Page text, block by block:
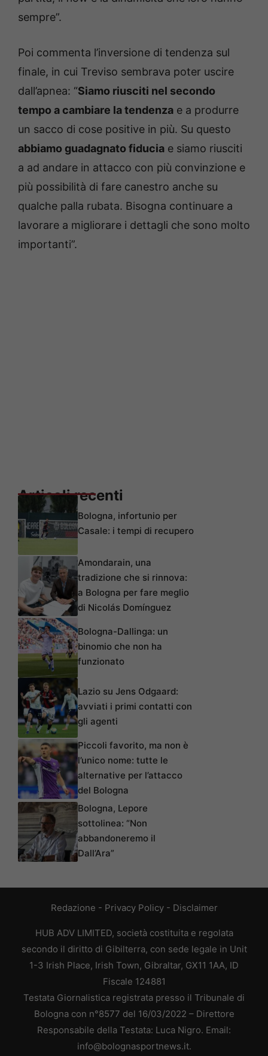
sempre”.
Poi commenta l’inversione di tendenza sul
finale, in cui Treviso sembrava poter uscire
dall’apnea: “Siamo riusciti nel secondo
tempo a cambiare la tendenza e a produrre
un sacco di cose positive in più. Su questo
abbiamo guadagnato fiducia e siamo riusciti
a ad andare in attacco con più convinzione e
più possibilità di fare canestro anche su
qualche palla rubata. Bisogna continuare a
lavorare a migliorare i dettagli che sono molto
importanti”.
Articoli recenti
Bologna, infortunio per
Casale: i tempi di recupero
Amondarain, una
tradizione che si rinnova:
a Bologna per fare meglio
di Nicolás Domínguez
Bologna-Dallinga: un
binomio che non ha
funzionato
Lazio su Jens Odgaard:
avviati i primi contatti con
gli agenti
Piccoli favorito, ma non è
l’unico nome: tutte le
alternative per l’attacco
del Bologna
Bologna, Lepore
sottolinea: “Non
abbandoneremo il
Dall’Ara”
Redazione - Privacy Policy- Disclaimer
HUB ADV LIMITED, società costituita e regolata
secondo il diritto di Gibilterra, con sede legale in Unit
1-3 Irish Place, Irish Town, Gibraltar, GX11 1AA, ID
Fiscale 124881
Testata Giornalistica registrata presso il Tribunale di
Bologna con n°8577 del 16/03/2022 – Direttore
Responsabile della Testata: Luca Nigro. Email:
info@bolognasportnews.it.